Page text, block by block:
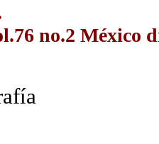
no.2 México